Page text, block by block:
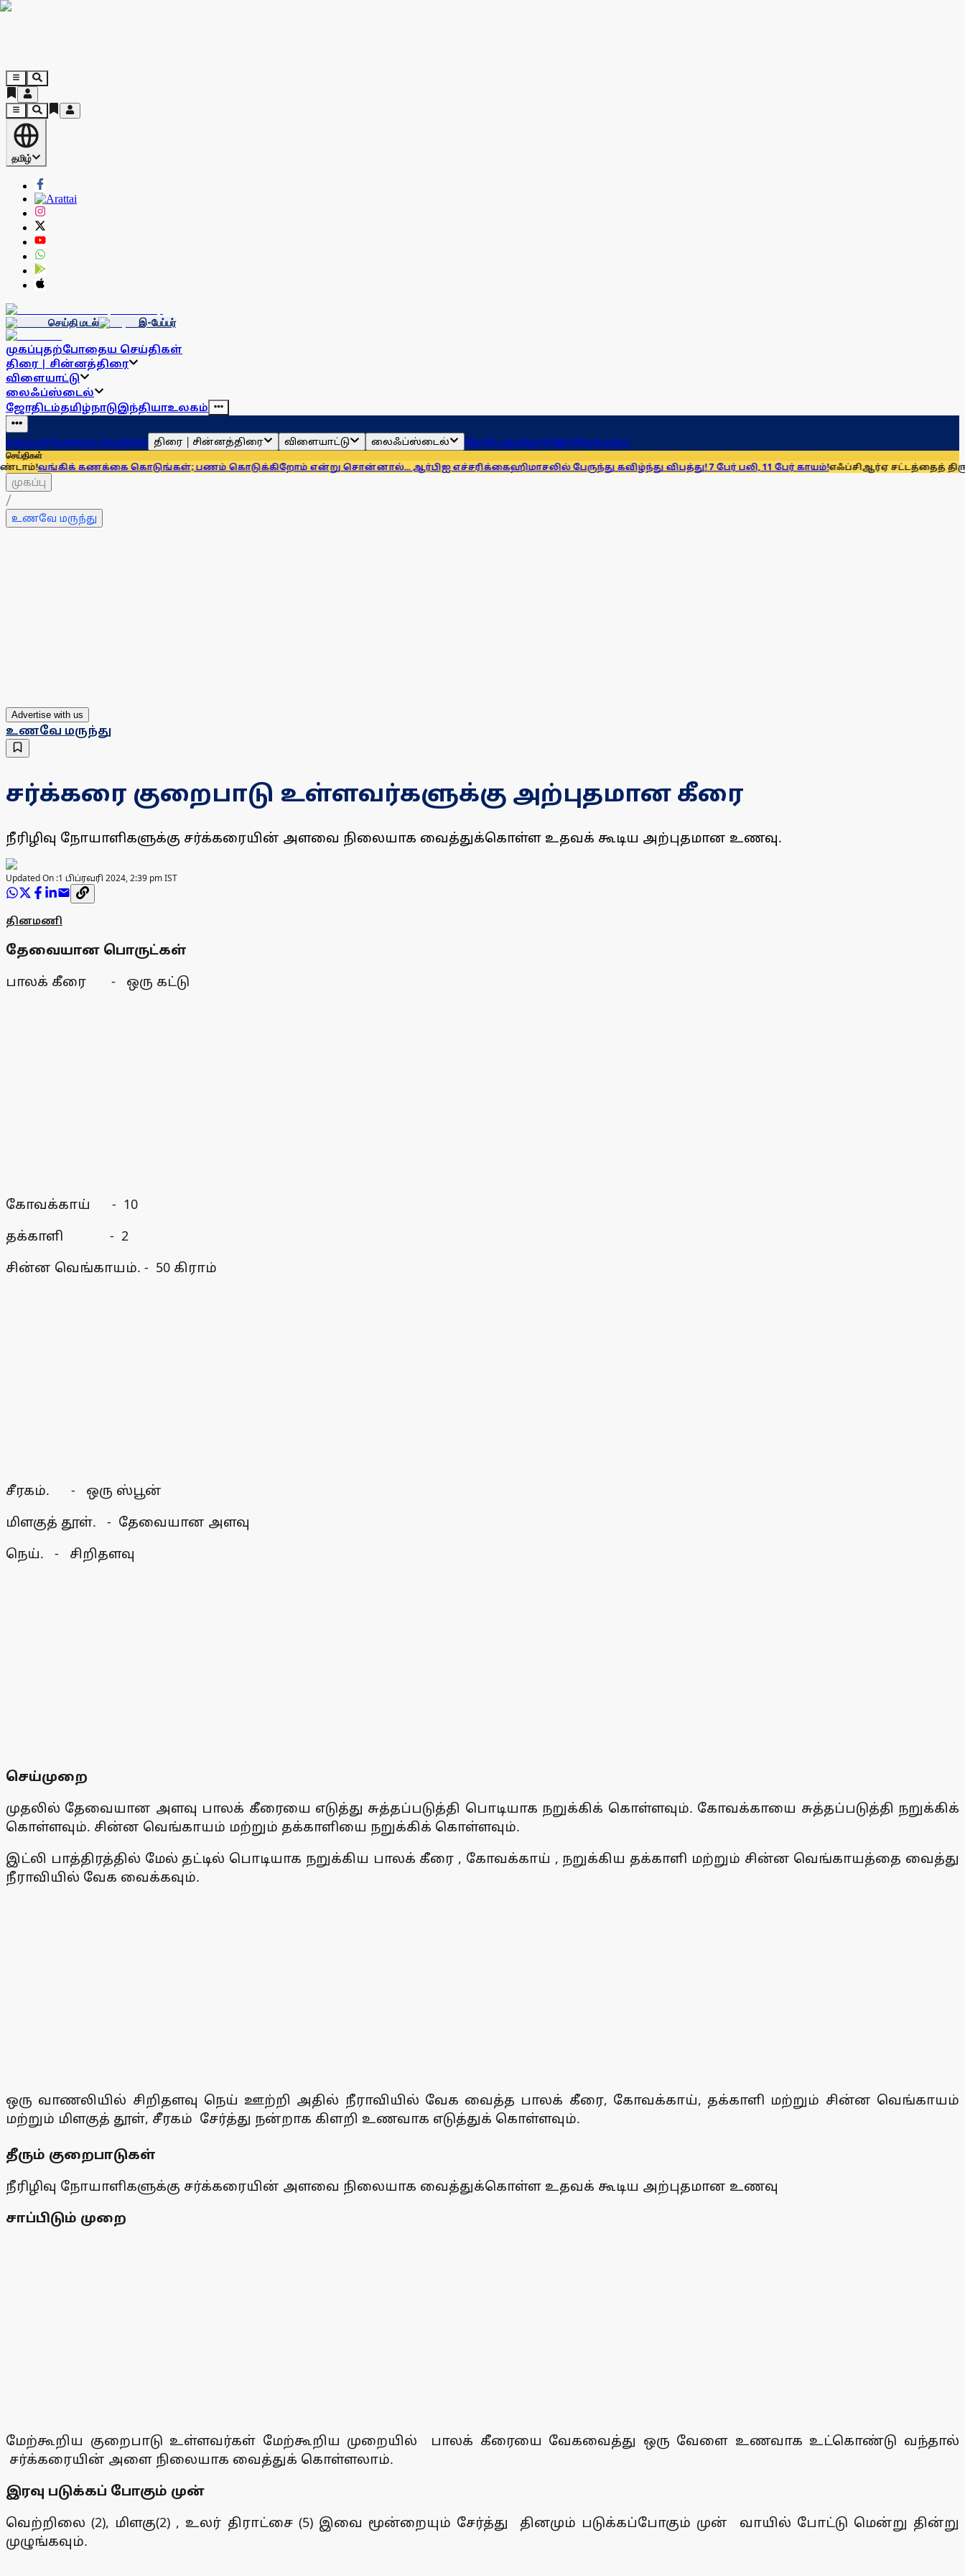
தமிழ்
செய்தி மடல் இ-பேப்பர்
முகப்புதற்போதைய செய்திகள்
திரை | சின்னத்திரை
விளையாட்டு
லைஃப்ஸ்டைல்
ஜோதிடம்தமிழ்நாடுஇந்தியாஉலகம்
முகப்புதற்போதைய செய்திகள் திரை | சின்னத்திரை விளையாட்டு லைஃப்ஸ்டைல் ஜோதிடம்தமிழ்நாடுஇந்தியாஉலகம்
செய்திகள்
கணக்கை கொடுங்கள்; பணம் கொடுக்கிறோம் என்று சொன்னால்... ஆர்பிஐ எச்சரிக்கைஹிமாசலில் பேருந்து கவிழ்ந்து விபத்து! 7 பேர் பலி, 11 பேர் காயம்!எஃப்சிஆர்ஏ சட்டத்தைத் திரும்பப்
முகப்பு
/
உணவே மருந்து
Advertise with us
உணவே மருந்து
சர்க்கரை குறைபாடு உள்ளவர்களுக்கு அற்புதமான கீரை
நீரிழிவு நோயாளிகளுக்கு சர்க்கரையின் அளவை நிலையாக வைத்துக்கொள்ள உதவக் கூடிய அற்புதமான உணவு.
Updated On :1 பிப்ரவரி 2024, 2:39 pm IST
தினமணி
தேவையான பொருட்கள்
பாலக் கீரை - ஒரு கட்டு
கோவக்காய் - 10
தக்காளி - 2
சின்ன வெங்காயம். - 50 கிராம்
சீரகம். - ஒரு ஸ்பூன்
மிளகுத் தூள். - தேவையான அளவு
நெய். - சிறிதளவு
செய்முறை
முதலில் தேவையான அளவு பாலக் கீரையை எடுத்து சுத்தப்படுத்தி பொடியாக நறுக்கிக் கொள்ளவும். கோவக்காயை சுத்தப்படுத்தி நறுக்கிக்
கொள்ளவும். சின்ன வெங்காயம் மற்றும் தக்காளியை நறுக்கிக் கொள்ளவும்.
இட்லி பாத்திரத்தில் மேல் தட்டில் பொடியாக நறுக்கிய பாலக் கீரை , கோவக்காய் , நறுக்கிய தக்காளி மற்றும் சின்ன வெங்காயத்தை வைத்து
நீராவியில் வேக வைக்கவும்.
ஒரு வாணலியில் சிறிதளவு நெய் ஊற்றி அதில் நீராவியில் வேக வைத்த பாலக் கீரை, கோவக்காய், தக்காளி மற்றும் சின்ன வெங்காயம்
மற்றும் மிளகுத் தூள், சீரகம் சேர்த்து நன்றாக கிளறி உணவாக எடுத்துக் கொள்ளவும்.
தீரும் குறைபாடுகள்
நீரிழிவு நோயாளிகளுக்கு சர்க்கரையின் அளவை நிலையாக வைத்துக்கொள்ள உதவக் கூடிய அற்புதமான உணவு
சாப்பிடும் முறை
மேற்கூறிய குறைபாடு உள்ளவர்கள் மேற்கூறிய முறையில் பாலக் கீரையை வேகவைத்து ஒரு வேளை உணவாக உட்கொண்டு வந்தால்
சர்க்கரையின் அளை நிலையாக வைத்துக் கொள்ளலாம்.
இரவு படுக்கப் போகும் முன்
வெற்றிலை (2), மிளகு(2) , உலர் திராட்சை (5) இவை மூன்றையும் சேர்த்து தினமும் படுக்கப்போகும் முன் வாயில் போட்டு மென்று தின்று
முழுங்கவும்.